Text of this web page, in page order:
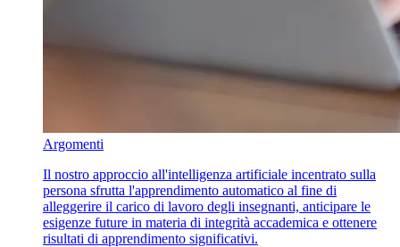
Argomenti
Il nostro approccio all'intelligenza artificiale incentrato sulla
persona sfrutta l'apprendimento automatico al fine di
alleggerire il carico di lavoro degli insegnanti, anticipare le
esigenze future in materia di integrità accademica e ottenere
risultati di apprendimento significativi.